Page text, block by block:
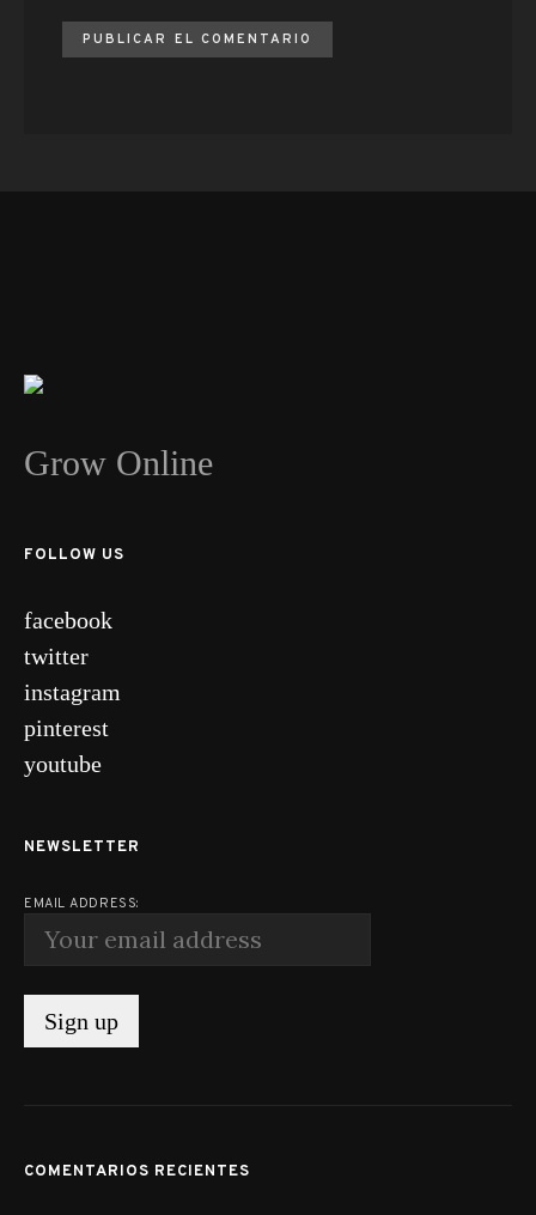
Grow Online
FOLLOW US
facebook
twitter
instagram
pinterest
youtube
NEWSLETTER
EMAIL ADDRESS:
COMENTARIOS RECIENTES